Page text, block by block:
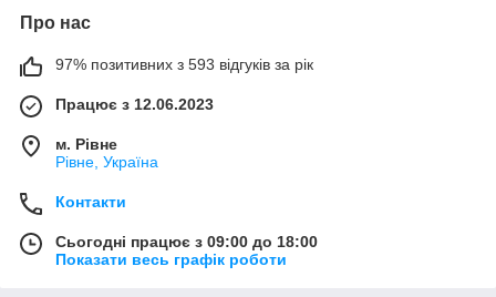
Про нас
97% позитивних з 593 відгуків за рік
Працює з 12.06.2023
м. Рівне
Рівне, Україна
Контакти
Сьогодні працює з 09:00 до 18:00
Показати весь графік роботи